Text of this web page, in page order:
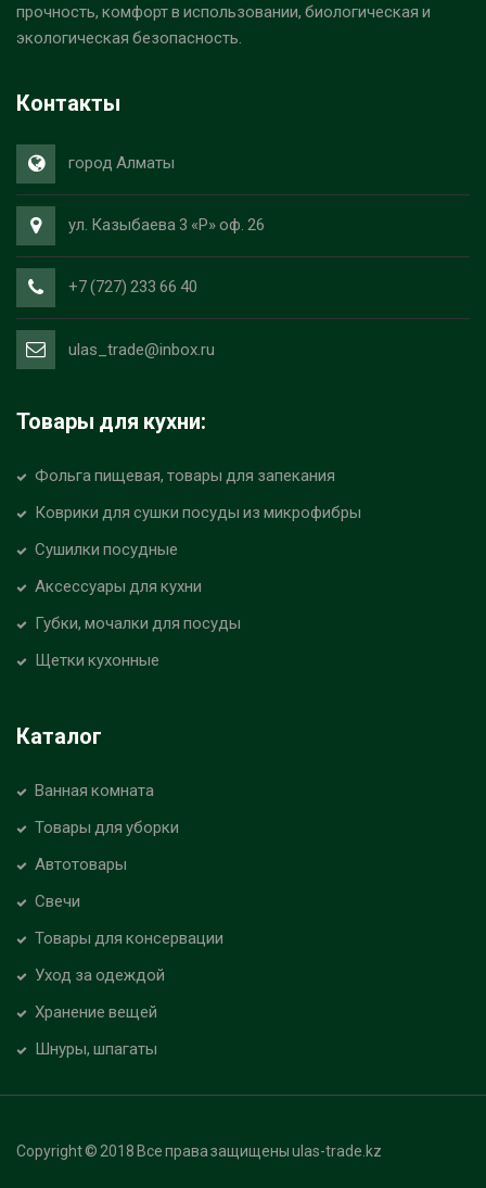
прочность, комфорт в использовании, биологическая и
экологическая безопасность.
Контакты
город Алматы
ул. Казыбаева 3 «Р» оф. 26
+7 (727) 233 66 40
ulas_trade@inbox.ru
Товары для кухни:
Фольга пищевая, товары для запекания
Коврики для сушки посуды из микрофибры
Сушилки посудные
Аксессуары для кухни
Губки, мочалки для посуды
Щетки кухонные
Каталог
Ванная комната
Товары для уборки
Автотовары
Свечи
Товары для консервации
Уход за одеждой
Хранение вещей
Шнуры, шпагаты
Copyright © 2018 Все права защищены ulas-trade.kz